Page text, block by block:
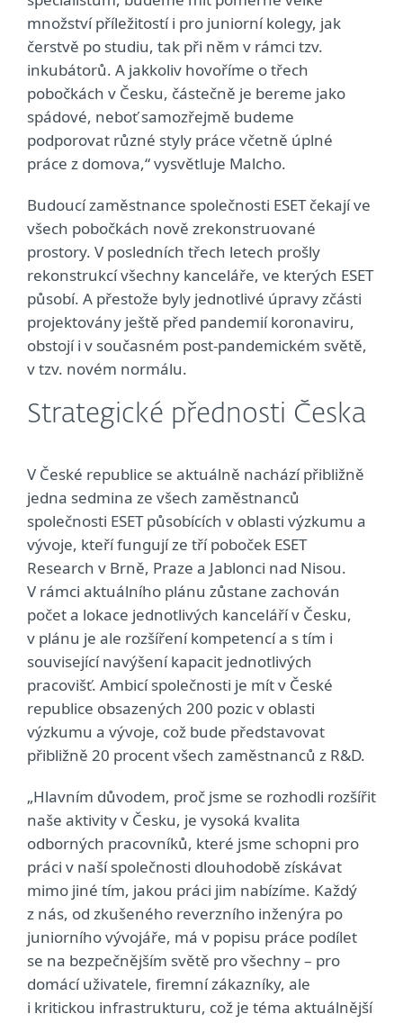
množství příležitostí i pro juniorní kolegy, jak
čerstvě po studiu, tak při něm v rámci tzv.
inkubátorů. A jakkoliv hovoříme o třech
pobočkách v Česku, částečně je bereme jako
spádové, neboť samozřejmě budeme
podporovat různé styly práce včetně úplné
práce z domova,“ vysvětluje Malcho.
Budoucí zaměstnance společnosti ESET čekají ve
všech pobočkách nově zrekonstruované
prostory. V posledních třech letech prošly
rekonstrukcí všechny kanceláře, ve kterých ESET
působí. A přestože byly jednotlivé úpravy zčásti
projektovány ještě před pandemií koronaviru,
obstojí i v současném post-pandemickém světě,
v tzv. novém normálu.
Strategické přednosti Česka
V České republice se aktuálně nachází přibližně
jedna sedmina ze všech zaměstnanců
společnosti ESET působících v oblasti výzkumu a
vývoje, kteří fungují ze tří poboček ESET
Research v Brně, Praze a Jablonci nad Nisou.
V rámci aktuálního plánu zůstane zachován
počet a lokace jednotlivých kanceláří v Česku,
v plánu je ale rozšíření kompetencí a s tím i
související navýšení kapacit jednotlivých
pracovišť. Ambicí společnosti je mít v České
republice obsazených 200 pozic v oblasti
výzkumu a vývoje, což bude představovat
přibližně 20 procent všech zaměstnanců z R&D.
„Hlavním důvodem, proč jsme se rozhodli rozšířit
naše aktivity v Česku, je vysoká kvalita
odborných pracovníků, které jsme schopni pro
práci v naší společnosti dlouhodobě získávat
mimo jiné tím, jakou práci jim nabízíme. Každý
z nás, od zkušeného reverzního inženýra po
juniorního vývojáře, má v popisu práce podílet
se na bezpečnějším světě pro všechny – pro
domácí uživatele, firemní zákazníky, ale
i kritickou infrastrukturu, což je téma aktuálnější